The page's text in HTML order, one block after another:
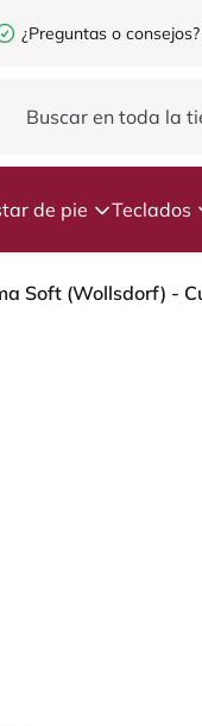
¿Preguntas o consejos?
de pie Teclados
Soft (Wollsdorf) -